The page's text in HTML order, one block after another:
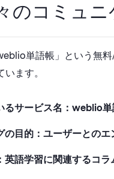
のコミュ
単語帳」という無
ます。
るサービス名：weblio
の目的：ユーザーとの
英語学習に関連するコ